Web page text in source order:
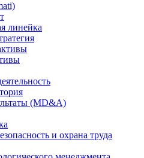
линейка
(MD&A)
и охрана труда